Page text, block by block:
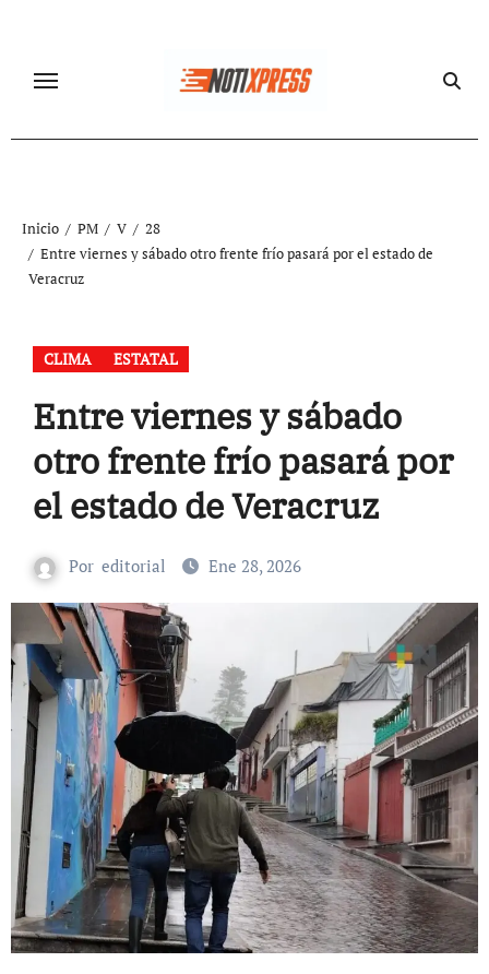
contenido
Inicio PM V
28
Entre viernes y sábado otro frente frío pasará por el estado de
Veracruz
CLIMA ESTATAL
Entre viernes y sábado
otro frente frío pasará por
el estado de Veracruz
Por editorial Ene 28, 2026